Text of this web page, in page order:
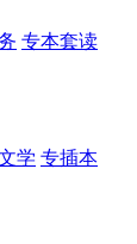
专本套读
学 专插本